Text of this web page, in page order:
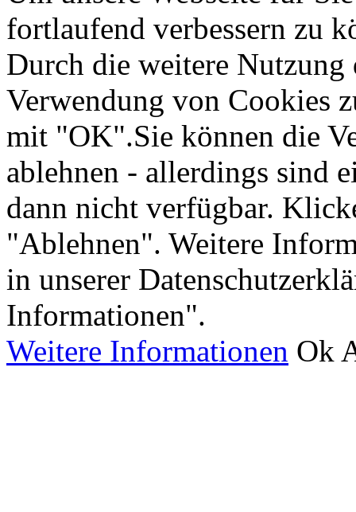
fortlaufend verbessern zu
Durch die weitere Nutzung
Verwendung von Cookies
mit "OK".Sie können die
ablehnen - allerdings sind
dann nicht verfügbar.
"Ablehnen". Weitere
in unserer
Informationen".
Weitere Informationen Ok